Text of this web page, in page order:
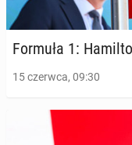
Formuła 1:
15 czerwca, 09:30